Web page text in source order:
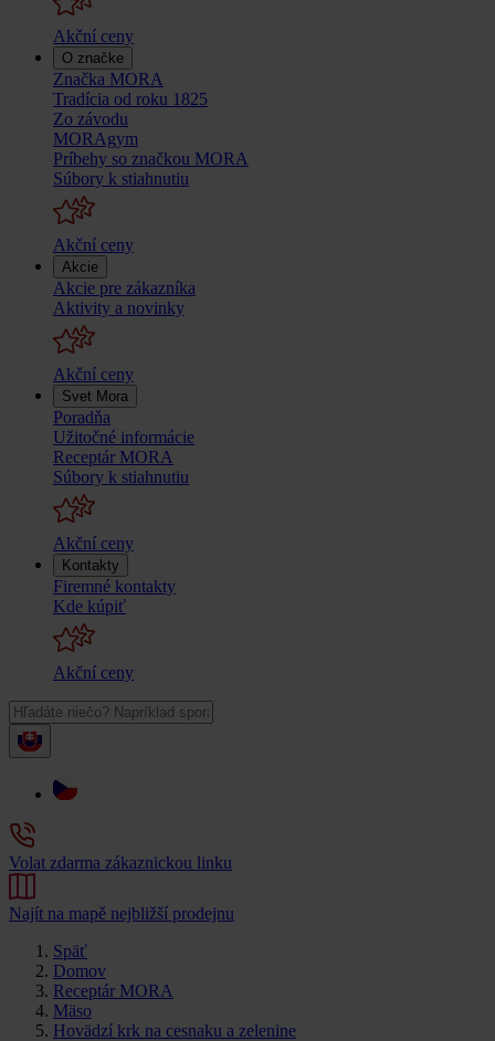
Akční ceny
O značke
Značka MORA
Tradícia od roku 1825
Zo závodu
MORAgym
Príbehy so značkou MORA
Súbory k stiahnutiu
Akční ceny
Akcie
Akcie pre zákazníka
Aktivity a novinky
Akční ceny
Svet Mora
Poradňa
Užitočné informácie
Receptár MORA
Súbory k stiahnutiu
Akční ceny
Kontakty
Firemné kontakty
Kde kúpiť
Akční ceny
Volat zdarma zákaznickou linku
Najít na mapě nejbližší prodejnu
Späť
Domov
Receptár MORA
Mäso
Hovädzí krk na cesnaku a zelenine